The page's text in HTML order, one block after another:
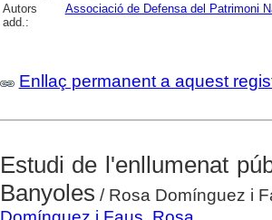
Autors
add.:
Associació de Defensa del Patrimoni
Enllaç permanent a aquest
Estudi de l'enllumenat
Banyoles / Rosa Domínguez i